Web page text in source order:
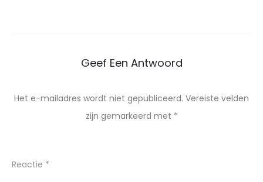
Geef Een Antwoord
Het e-mailadres wordt niet gepubliceerd. Vereiste velden
zijn gemarkeerd met *
Reactie *